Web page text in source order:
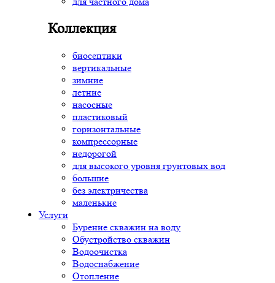
Коллекция
биосептики
вертикальные
зимние
летние
насосные
пластиковый
горизонтальные
компрессорные
недорогой
для высокого уровня грунтовых вод
большие
без электричества
маленькие
Услуги
Бурение скважин на воду
Обустройство скважин
Водоочистка
Водоснабжение
Отопление